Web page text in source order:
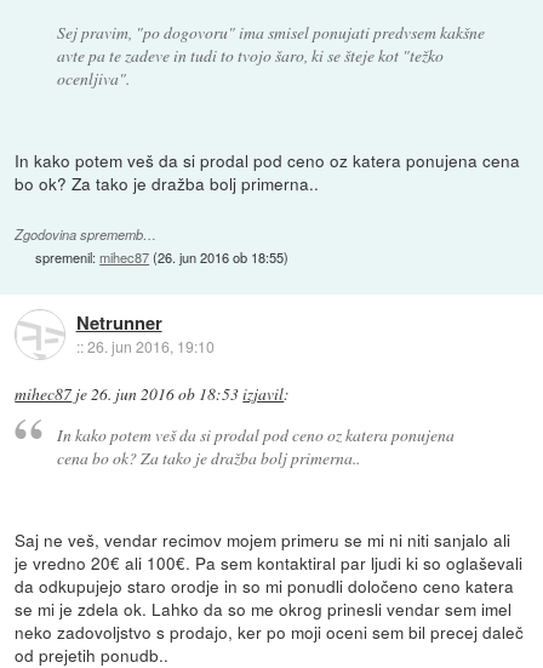
Sej pravim, "po dogovoru" ima smisel ponujati predvsem kakšne
avte pa te zadeve in tudi to tvojo šaro, ki se šteje kot "težko
ocenljiva".
In kako potem veš da si prodal pod ceno oz katera ponujena cena
bo ok? Za tako je dražba bolj primerna..
Zgodovina sprememb…
spremenil:mihec87(26. jun 2016 ob 18:55)
Netrunner
::26. jun 2016, 19:10
mihec87 je26. jun 2016 ob 18:53izjavil:
In kako potem veš da si prodal pod ceno oz katera ponujena
cena bo ok? Za tako je dražba bolj primerna..
Saj ne veš, vendar recimov mojem primeru se mi ni niti sanjalo ali
je vredno 20€ ali 100€. Pa sem kontaktiral par ljudi ki so oglaševali
da odkupujejo staro orodje in so mi ponudli določeno ceno katera
se mi je zdela ok. Lahko da so me okrog prinesli vendar sem imel
neko zadovoljstvo s prodajo, ker po moji oceni sem bil precej daleč
od prejetih ponudb..